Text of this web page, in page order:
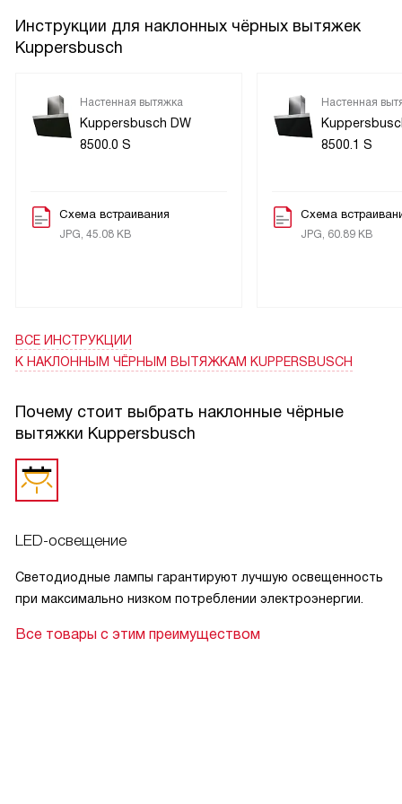
квартиры.
ценит чистый воздух и удобство управления.
Инструкции для наклонных чёрных вытяжек
Kuppersbusch
Настенная вытяжка
Kuppersbusch DW
8500.0 S
Схема встраивания
JPG, 45.08 KB
Настенная
8500.1 S
Схема
JPG, 60.89 KB
ВСЕ ИНСТРУКЦИИ
К НАКЛОННЫМ ЧЁРНЫМ ВЫТЯЖКАМ KUPPERSBUSCH
Почему стоит выбрать наклонные чёрные
вытяжки Kuppersbusch
LED-освещение
Светодиодные лампы гарантируют лучшую освещенность
при максимально низком потреблении электроэнергии.
Все товары с этим преимуществом